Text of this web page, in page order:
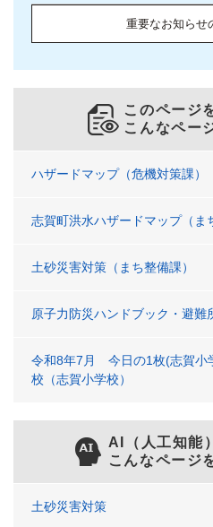
重要なお知らせ
このページ
こんなペー
ハザードマップ（危機対策課）
志賀町洪水ハザードマップ（ま
土砂災害対策（まち整備課）
原子力防災ハンドブック・避難
令和8年7月 今日の1枚(志賀小
校（志賀小学校）
AI（人工知能
こんなページ
土砂災害対策